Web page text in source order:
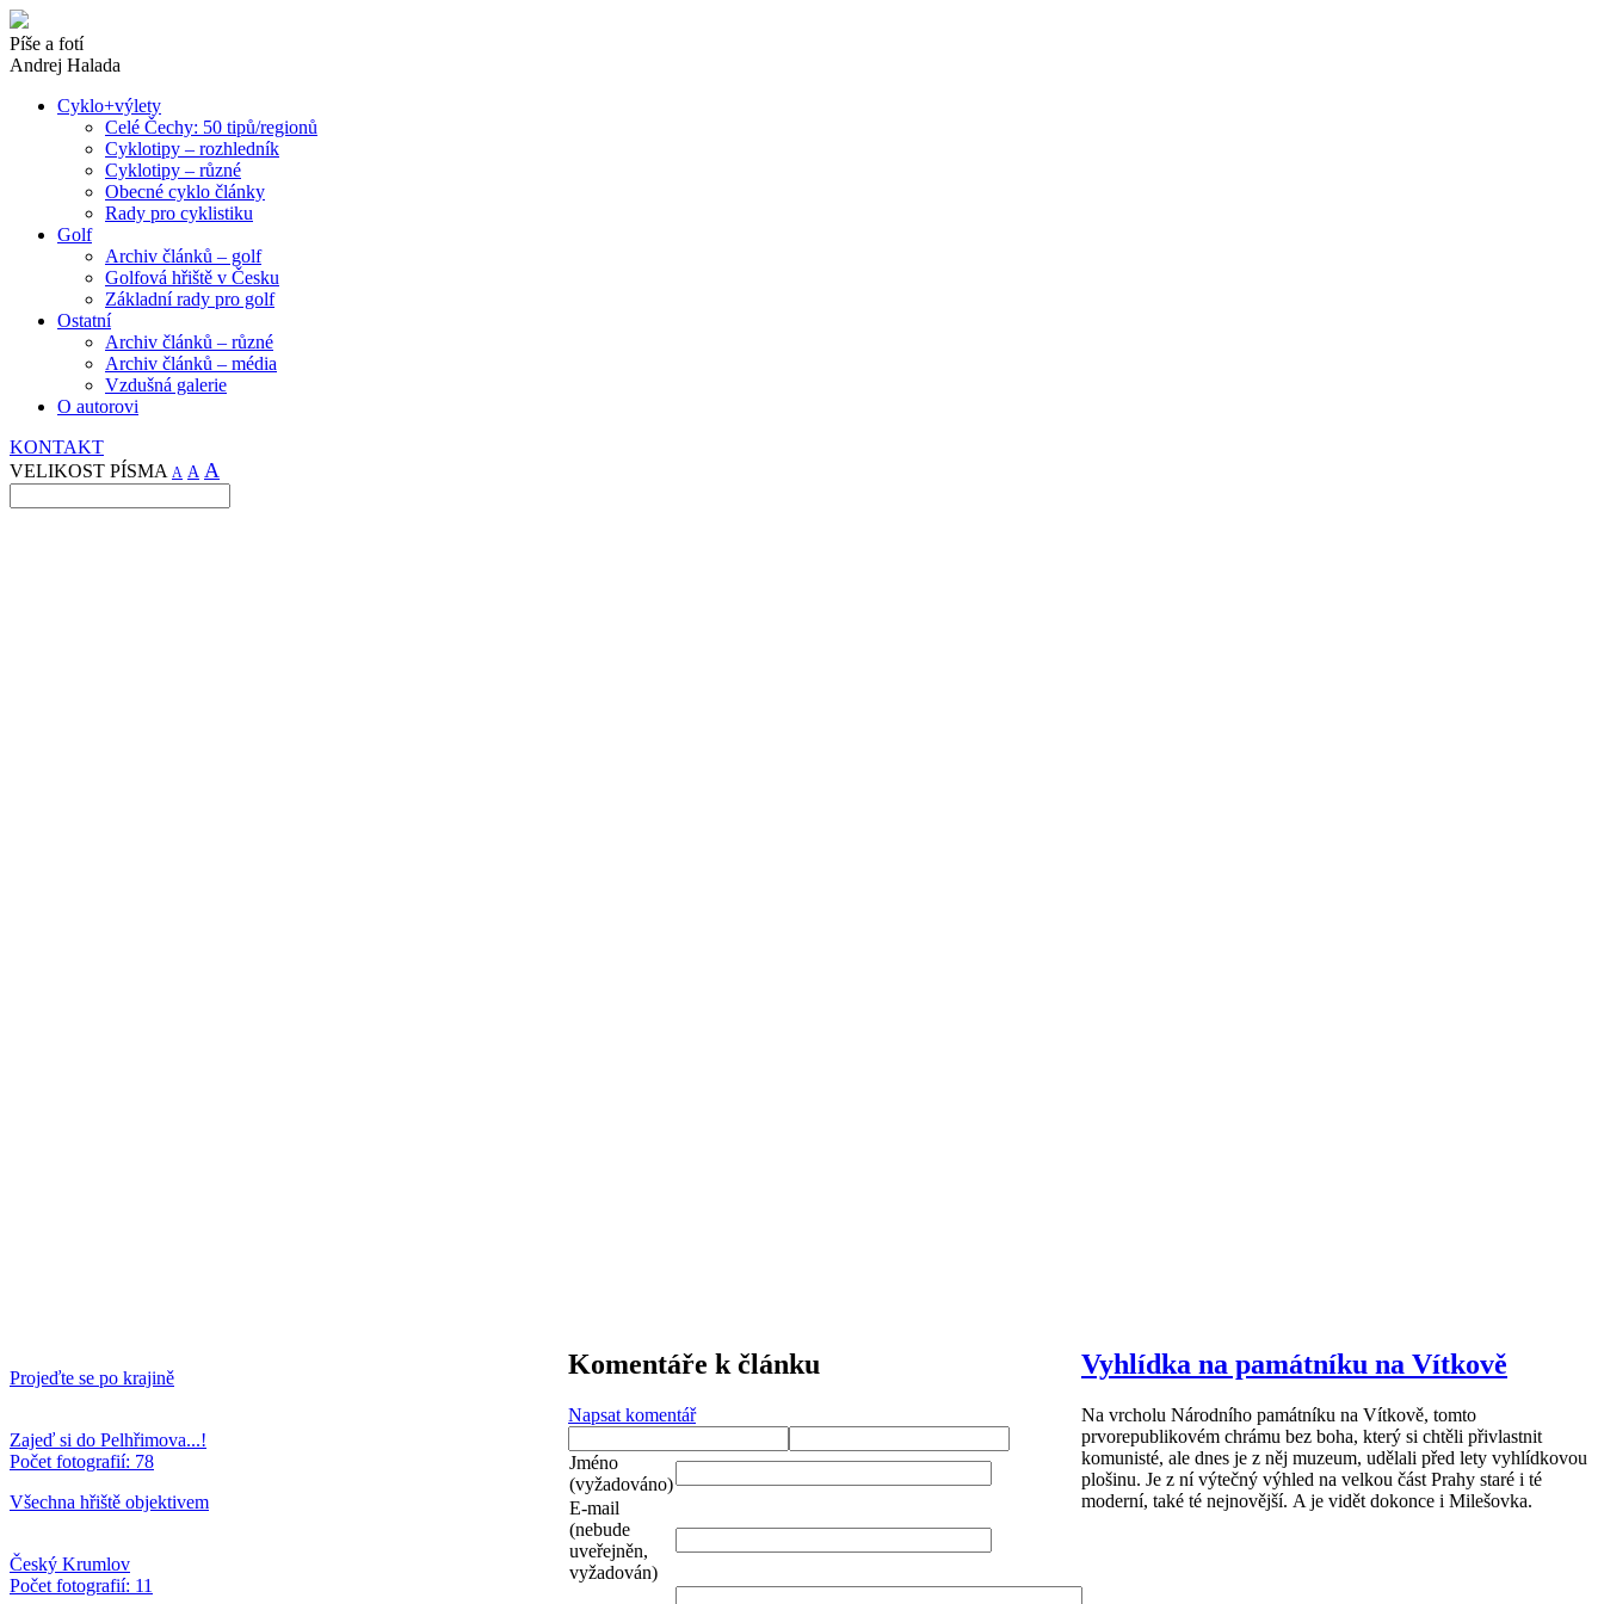
Píše a fotí
Andrej Halada
Cyklo+výlety
Celé Čechy: 50 tipů/regionů
Cyklotipy – rozhledník
Cyklotipy – různé
Obecné cyklo články
Rady pro cyklistiku
Golf
Archiv článků – golf
Golfová hřiště v Česku
Základní rady pro golf
Ostatní
Archiv článků – různé
Archiv článků – média
Vzdušná galerie
O autorovi
KONTAKT
VELIKOST PÍSMA A A A
Vyhlídka na památníku na Vítkově
Na vrcholu Národního památníku na Vítkově, tomto
prvorepublikovém chrámu bez boha, který si chtěli přivlastnit
komunisté, ale dnes je z něj muzeum, udělali před lety vyhlídkovou
plošinu. Je z ní výtečný výhled na velkou část Prahy staré i té
moderní, také té nejnovější. A je vidět dokonce i Milešovka.
Komentáře k článku
Napsat komentář
Jméno
(vyžadováno)
E-mail
(nebude
uveřejněn,
vyžadován)
Projeďte se po krajině
Zajeď si do Pelhřimova...!
Počet fotografií: 78
Všechna hřiště objektivem
Český Krumlov
Počet fotografií: 11